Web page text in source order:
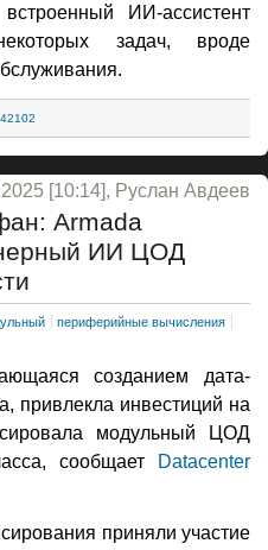
ИИ-ассистент
задач, вроде
[10:14], Руслан Авдеев
Armada
ИИ ЦОД
периферийные вычисления
созданием дата-
привлекла инвестиций на
модульный ЦОД
сообщает
Datacenter
приняли участие